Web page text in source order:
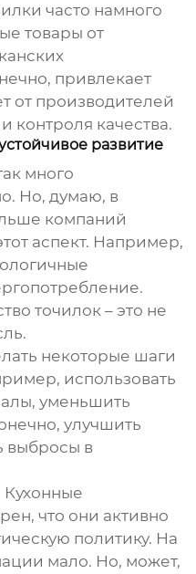
часто намного
товары от
привлекает
от производителей
контроля качества.
развитие
много
Но, думаю, в
компаний
аспект. Например,
точилок – это не
некоторые шаги
использовать
уменьшить
улучшить
выбросы в
что они активно
политику. На
мало. Но, может,